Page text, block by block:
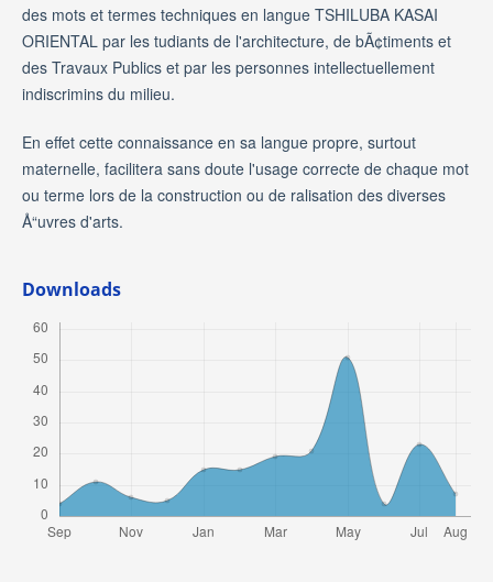
des mots et termes techniques en langue TSHILUBA KASAI
ORIENTAL par les tudiants de l'architecture, de bÃ¢timents et
des Travaux Publics et par les personnes intellectuellement
indiscrimins du milieu.
En effet cette connaissance en sa langue propre, surtout
maternelle, facilitera sans doute l'usage correcte de chaque mot
ou terme lors de la construction ou de ralisation des diverses
Å“uvres d'arts.
Downloads